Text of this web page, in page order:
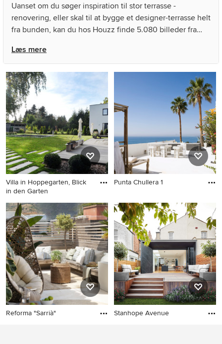
Uanset om du søger inspiration til stor terrasse -
renovering, eller skal til at bygge et designer-terrasse helt
fra bunden, kan du hos Houzz finde 5.080 billeder fra
herunder büro13 og PCM Carpentry - Renovation
Specialists!. Gennemse stor -billeder i forskellige farver
og designs, og når du finder et stor terrasse -design, som
inspirerer dig, kan du gemme det i din idébog. Du kan
ligeledes kontakte eksperten, der uploadede det billede,
som du i første omgang blev inspireret af. Oplev det
smukke stor terrasse -idé-billedgalleri for at finde ud af,
hvorfor netop Houzz er den bedste platform inden for
boligforbedring og design.,
Læs mere
Villa in Hoppegarten, Blick
in den Garten
Punta Chullera 1
Reforma "Sarrià" Stanhope Avenue